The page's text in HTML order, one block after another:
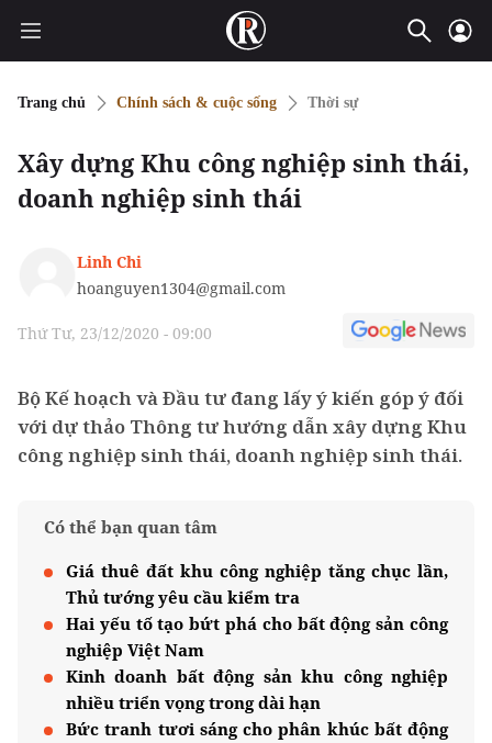
Trang chủ Chính sách & cuộc sống Thời sự
Xây dựng Khu công nghiệp sinh thái,
doanh nghiệp sinh thái
Linh Chi
hoanguyen1304@gmail.com
Thứ Tư, 23/12/2020 - 09:00
Bộ Kế hoạch và Đầu tư đang lấy ý kiến góp ý đối
với dự thảo Thông tư hướng dẫn xây dựng Khu
công nghiệp sinh thái, doanh nghiệp sinh thái.
Có thể bạn quan tâm
Giá thuê đất khu công nghiệp tăng chục lần,
Thủ tướng yêu cầu kiểm tra
Hai yếu tố tạo bứt phá cho bất động sản công
nghiệp Việt Nam
Kinh doanh bất động sản khu công nghiệp
nhiều triển vọng trong dài hạn
Bức tranh tươi sáng cho phân khúc bất động